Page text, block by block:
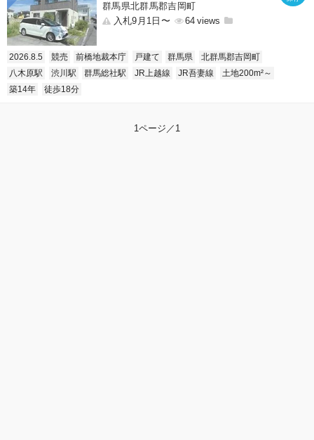
群馬県北群馬郡吉岡町
入札9月1日〜
64
2026.8.5 競売 前橋地裁本庁 戸建て 群馬県
北群馬郡吉岡町
八木原駅
渋川駅 群馬総社駅 JR上越線 JR吾妻線
土地200m²～
築14年
徒歩18分
1ページ／1